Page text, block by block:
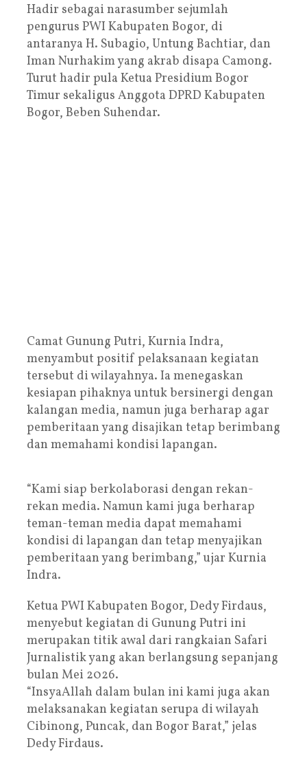
Hadir sebagai narasumber sejumlah
pengurus PWI Kabupaten Bogor, di
antaranya H. Subagio, Untung Bachtiar, dan
Iman Nurhakim yang akrab disapa Camong.
Turut hadir pula Ketua Presidium Bogor
Timur sekaligus Anggota DPRD Kabupaten
Bogor, Beben Suhendar.
Camat Gunung Putri, Kurnia Indra,
menyambut positif pelaksanaan kegiatan
tersebut di wilayahnya. Ia menegaskan
kesiapan pihaknya untuk bersinergi dengan
kalangan media, namun juga berharap agar
pemberitaan yang disajikan tetap berimbang
dan memahami kondisi lapangan.
“Kami siap berkolaborasi dengan rekan-
rekan media. Namun kami juga berharap
teman-teman media dapat memahami
kondisi di lapangan dan tetap menyajikan
pemberitaan yang berimbang,” ujar Kurnia
Indra.
Ketua PWI Kabupaten Bogor, Dedy Firdaus,
menyebut kegiatan di Gunung Putri ini
merupakan titik awal dari rangkaian Safari
Jurnalistik yang akan berlangsung sepanjang
bulan Mei 2026.
“InsyaAllah dalam bulan ini kami juga akan
melaksanakan kegiatan serupa di wilayah
Cibinong, Puncak, dan Bogor Barat,” jelas
Dedy Firdaus.